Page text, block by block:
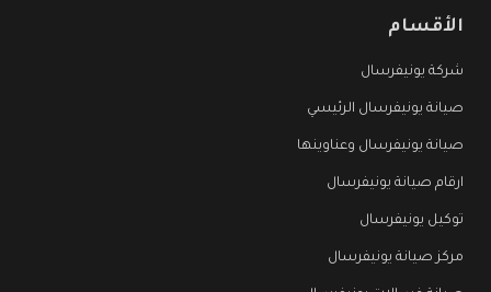
الأقسام
شركة يونيفرسال
صيانة يونيفرسال الرئيسي
صيانة يونيفرسال وعناوينها
ارقام صيانة يونيفرسال
توكيل يونيفرسال
مركز صيانة يونيفرسال